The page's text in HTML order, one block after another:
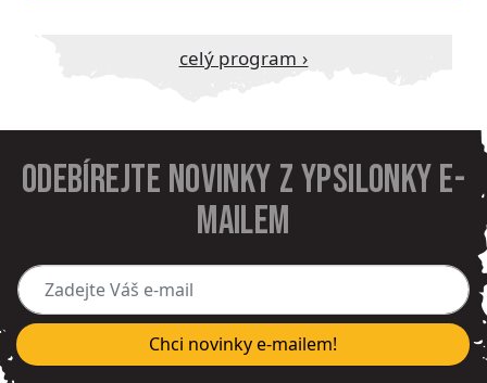
Celý program ›
Odebírejte novinky z Ypsilonky e-
mailem
Zadejte Váš e-mail
Chci novinky e-mailem!